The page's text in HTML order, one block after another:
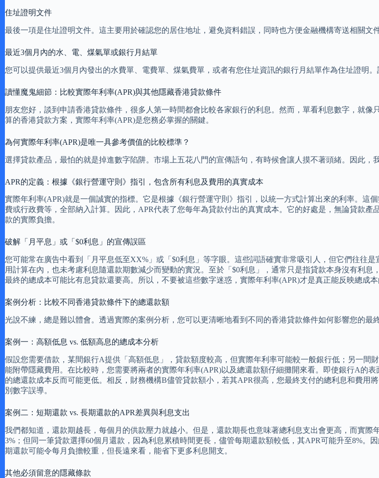
住址證明文件
最後一項是住址證明文件。這主要用於確認您的居住地址，避免資料錯誤，同時也方便金融機構寄送相關文件
最近3個月內的水、電、煤氣單或銀行月結單
您可以提供最近3個月內發出的水費單、電費單、煤氣費單，或者有您住址資訊的銀行月結單作為住址證明
讀懂魔鬼細節：比較實際年利率(APR)與其他隱藏香港貸款條件
朋友您好，談到申請香港貸款條件，很多人第一時間都會比較各家銀行的利息。然而，單看利息數字，就
算的香港貸款方案，實際年利率(APR)是您務必掌握的關鍵。
為何實際年利率(APR)是唯一具參考價值的比較標準？
選擇貸款產品，最怕的就是掉進數字陷阱。市場上五花八門的宣傳語句，有時候會讓人摸不著頭緒。因此，
APR的定義：根據《銀行營運守則》指引，包含所有利息及費用的真實成本
實際年利率(APR)就是一個誠實的指標。它是根據《銀行營運守則》指引，以統一方式計算出來的利率。這
費或行政費等，全部納入計算。因此，APR代表了您每年為貸款付出的真實成本。它的好處是，無論貸款
款的實際負擔。
破解「月平息」或「$0利息」的宣傳誤區
您可能常在廣告中看到「月平息低至XX%」或「$0利息」等字眼。這些詞語確實非常吸引人，但它們往往
用計算在內，也未考慮利息隨還款期數減少而變動的實況。至於「$0利息」，通常只是指貸款本身沒有利
最終的總成本可能比有息貸款還要高。所以，不要被這些數字迷惑，實際年利率(APR)才是真正能反映總成本
案例分析：比較不同香港貸款條件下的總還款額
光說不練，總是難以體會。透過實際的案例分析，您可以更清晰地看到不同的香港貸款條件如何影響您的最
案例一：高額低息 vs. 低額高息的總成本分析
假設您需要借款，某間銀行A提供「高額低息」，貸款額度較高，但實際年利率可能較一般銀行低；另一
能附帶隱藏費用。在比較時，您需要將兩者的實際年利率(APR)以及總還款額仔細攤開來看。即使銀行A的
的總還款成本反而可能更低。相反，財務機構B儘管貸款額小，若其APR很高，您最終支付的總利息和費用
別數字誤導。
案例二：短期還款 vs. 長期還款的APR差異與利息支出
我們都知道，還款期越長，每個月的供款壓力就越小。但是，還款期長也意味著總利息支出會更高，而實
3%；但同一筆貸款選擇60個月還款，因為利息累積時間更長，儘管每期還款額較低，其APR可能升至8%
期還款可能令每月負擔較重，但長遠來看，能省下更多利息開支。
其他必須留意的隱藏條款